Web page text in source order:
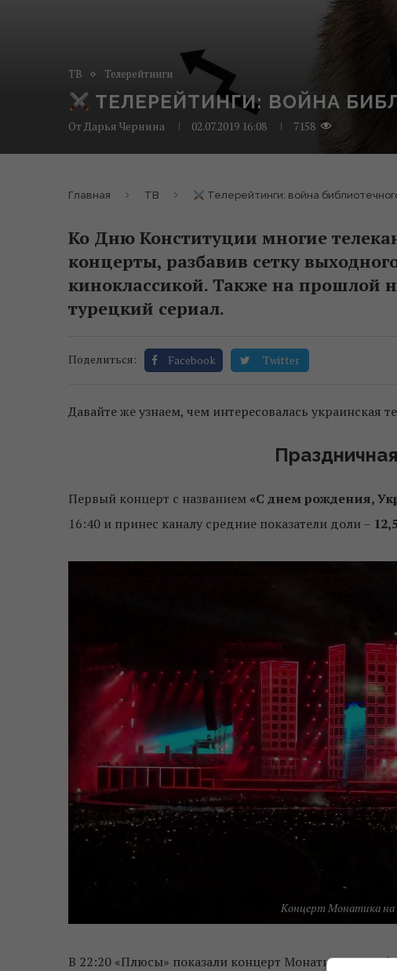
ТВ Телерейтинги
ТЕЛЕРЕЙТИНГИ: ВОЙНА
От Дарья Чернина 02.07.2019 16:08 7158
Главная ТВ Телерейтинги: война
Ко Дню Конституции многие
концерты, разбавив сетку
киноклассикой. Также на прошлой
турецкий сериал.
Поделиться: Facebook Twitter
Давайте же узнаем, чем интересовалась украинская
Первый концерт с названием «С днем рождения,
16:40 и принес каналу средние показатели доли –
Концерт Монатика
В 22:20 «Плюсы» показали концерт Монатика«Love